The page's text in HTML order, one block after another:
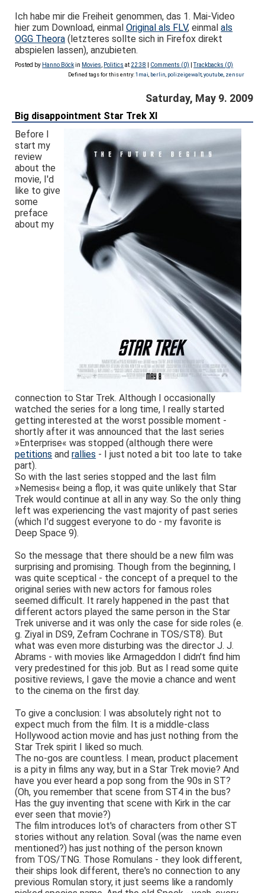
Ich habe mir die Freiheit genommen, das 1. Mai-Video
hier zum Download, einmalOriginal als FLV, einmalals
OGG Theora (letzteres sollte sich in Firefox direkt
abspielen lassen), anzubieten.
Posted by Hanno Böckin Movies Politics at 22:38 Comments (0) |Trackbacks (0)
Defined tags for this entry:1mai berlin polizeigewalt, youtube zensur
Saturday, May 9. 2009
Big disappointment Star Trek XI
Before I
start my
review
about the
movie, I'd
like to give
some
preface
about my
connection to Star Trek. Although I occasionally
watched the series for a long time, I really started
getting interested at the worst possible moment -
shortly after it was announced that the last series
»Enterprise« was stopped (although there were
petitions andrallies - I just noted a bit too late to take
part).
So with the last series stopped and the last film
»Nemesis« being a flop, it was quite unlikely that Star
Trek would continue at all in any way. So the only thing
left was experiencing the vast majority of past series
(which I'd suggest everyone to do - my favorite is
Deep Space 9).
So the message that there should be a new film was
surprising and promising. Though from the beginning, I
was quite sceptical - the concept of a prequel to the
original series with new actors for famous roles
seemed difficult. It rarely happened in the past that
different actors played the same person in the Star
Trek universe and it was only the case for side roles (e.
g. Ziyal in DS9, Zefram Cochrane in TOS/ST8). But
what was even more disturbing was the director J. J.
Abrams - with movies like Armageddon I didn't find him
very predestined for this job. But as I read some quite
positive reviews, I gave the movie a chance and went
to the cinema on the first day.
To give a conclusion: I was absolutely right not to
expect much from the film. It is a middle-class
Hollywood action movie and has just nothing from the
Star Trek spirit I liked so much.
The no-gos are countless. I mean, product placement
is a pity in films any way, but in a Star Trek movie? And
have you ever heard a pop song from the 90s in ST?
(Oh, you remember that scene from ST4 in the bus?
Has the guy inventing that scene with Kirk in the car
ever seen that movie?)
The film introduces lot's of characters from other ST
stories without any relation. Soval (was the name even
mentioned?) has just nothing of the person known
from TOS/TNG. Those Romulans - they look different,
their ships look different, there's no connection to any
previous Romulan story, it just seems like a randomly